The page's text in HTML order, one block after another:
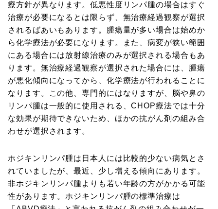
療方針が異なります。低悪性度リンパ腫の場合はすぐ
治療が必要になるとは限らず、無治療経過観察が選択
されるばあいもあります。腫瘍量が多い場合は始めか
ら化学療法が必要になります。また、病変が狭い範囲
にある場合には放射線治療のみが選択される場合もあ
ります。無治療経過観察が選択された場合には、腫瘍
が悪化傾向になってから、化学療法が行われることに
なります。この他、専門的にはなりますが、脳や鼻の
リンパ腫は一般的に使用される、CHOP療法では十分
な効果が期待できないため、ほかの抗がん剤の組み合
わせが選択されます。
ホジキンリンパ腫は日本人には比較的少ない病気とさ
れていましたが、最近、少し増える傾向にあります。
非ホジキンリンパ腫よりも若い年齢の方がかかる可能
性があります。ホジキンリンパ腫の標準治療は